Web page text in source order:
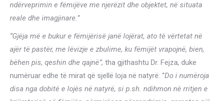
ndërveprimin e fëmijëve me njerëzit dhe objektet, në situata
reale dhe imagjinare.”
“Gjëja më e bukur e fëmijërisë janë lojërat, ato të vërtetat në
ajër të pastër, me lëvizje e zbulime, ku fëmijët vrapojnë, bien,
bëhen pis, qeshin dhe qajnë”, tha gjithashtu Dr. Fejza, duke
numëruar edhe të mirat që sjellë loja në natyrë: “Do i numëroja
disa nga dobitë e lojës në natyrë, si p.sh. ndihmon në rritjen e